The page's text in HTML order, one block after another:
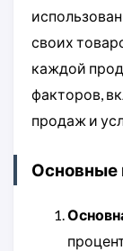
своих
каждой
факторов,
продаж и
Основные